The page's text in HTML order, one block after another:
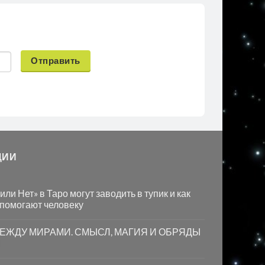
Отправить
Нет» в Таро могут заводить в тупик и как
человеку
МИРАМИ. СМЫСЛ, МАГИЯ И ОБРЯДЫ